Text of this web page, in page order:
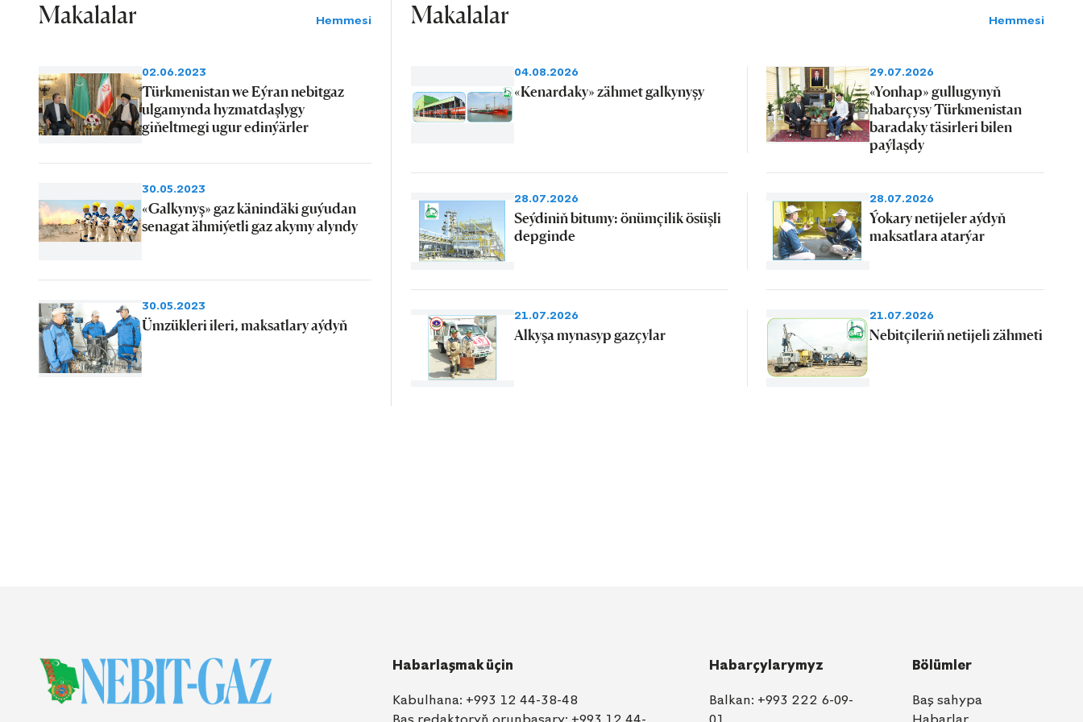
Makalalar Hemmesi
02.06.2023
Türkmenistan we Eýran nebitgaz
ulgamynda hyzmatdaşlygy
giňeltmegi ugur edinýärler
30.05.2023
«Galkynyş» gaz känindäki guýudan
senagat ähmiýetli gaz akymy alyndy
30.05.2023
Ümzükleri ileri, maksatlary aýdyň
Makalalar Hemmesi
04.08.2026
«Kenardaky» zähmet galkynyşy
29.07.2026
«Yonhap» gullugynyň
habarçysy Türkmenistan
baradaky täsirleri bilen
paýlaşdy
28.07.2026
Seýdiniň bitumy: önümçilik ösüşli
depginde
28.07.2026
Ýokary netijeler aýdyň
maksatlara atarýar
21.07.2026
Alkyşa mynasyp gazçylar
21.07.2026
Nebitçileriň netijeli zähmeti
Habarlaşmak üçin
Kabulhana: +993 12 44-38-48
Habarçylarymyz
Balkan: +993 222 6-09-
Bölümler
Baş sahypa